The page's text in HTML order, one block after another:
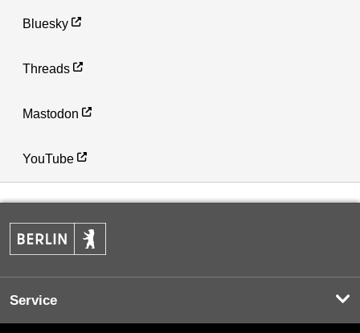
Bluesky
Threads
Mastodon
YouTube
Service